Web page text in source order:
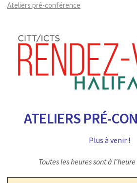
Ateliers pré-conférence
ATELIERS PRÉ-
Plus à venir !
Toutes les heures sont à